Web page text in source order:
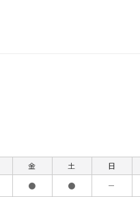
金 土 日
● ● －